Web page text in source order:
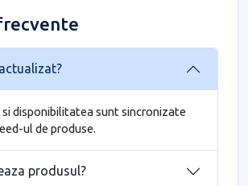
disponibilitatea sunt sincronizate
ul de produse.
produsul?